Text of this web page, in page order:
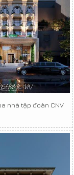
nhà tập đoàn CNV